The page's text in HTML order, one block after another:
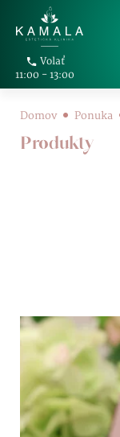
Volať
11:00 - 13:00
Produkty
Domov Ponuka